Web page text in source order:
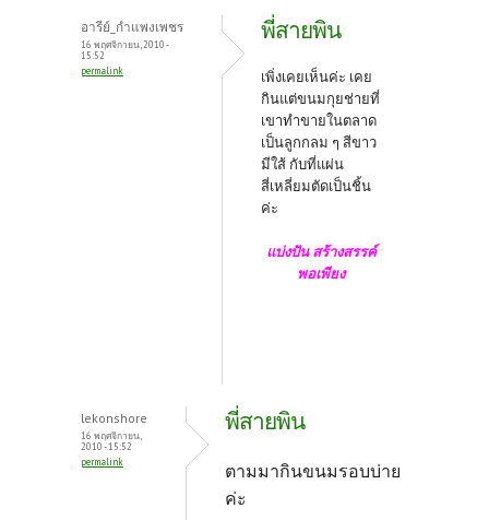
อารีย์_กำแพงเพชร
16 พฤศจิกายน, 2010 -
15:52
permalink
พี่สายพิน
เพิ่งเคยเห็นค่ะ เคย
กินแต่ขนมกุยช่ายที่
เขาทำขายในตลาด
เป็นลูกกลม ๆ สีขาว
มีใส้ กับที่แผ่น
สี่เหลี่ยมตัดเป็นชิ้น
ค่ะ
แบ่งปัน สร้างสรรค์
พอเพียง
lekonshore
16 พฤศจิกายน,
2010 - 15:52
permalink
พี่สายพิน
ตามมากินขนมรอบบ่าย
ค่ะ